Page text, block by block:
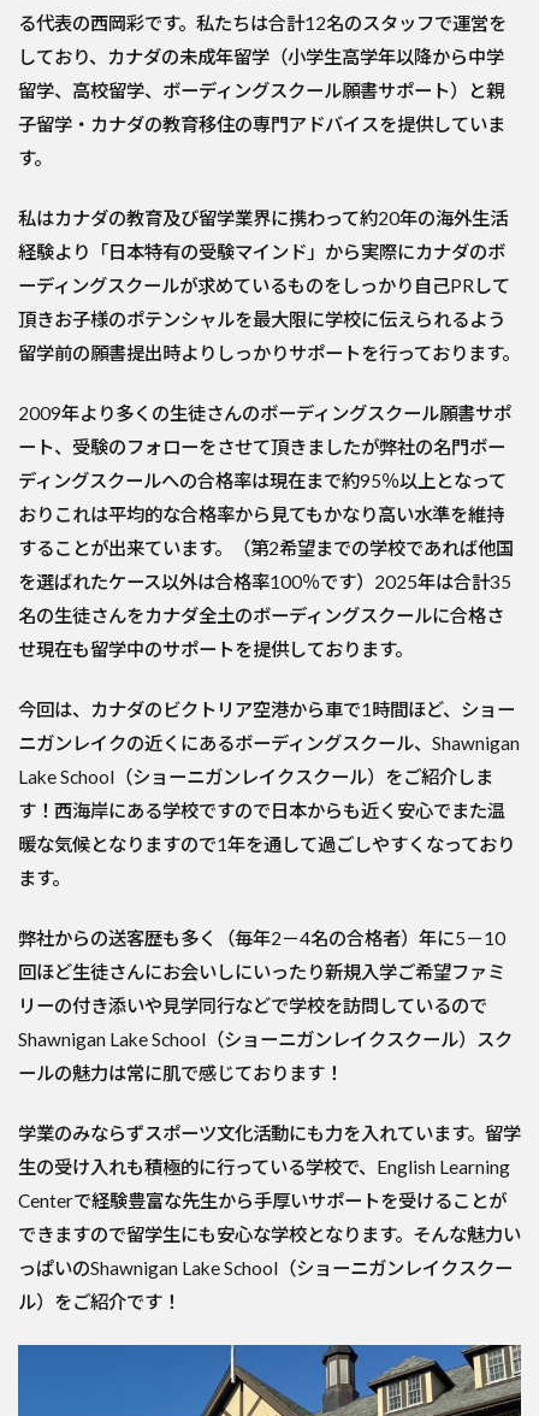
る代表の西岡彩です。私たちは合計12名のスタッフで運営を
しており、カナダの未成年留学（小学生高学年以降から中学
留学、高校留学、ボーディングスクール願書サポート）と親
子留学・カナダの教育移住の専門アドバイスを提供していま
す。
私はカナダの教育及び留学業界に携わって約20年の海外生活
経験より「日本特有の受験マインド」から実際にカナダのボ
ーディングスクールが求めているものをしっかり自己PRして
頂きお子様のポテンシャルを最大限に学校に伝えられるよう
留学前の願書提出時よりしっかりサポートを行っております。
2009年より多くの生徒さんのボーディングスクール願書サポ
ート、受験のフォローをさせて頂きましたが弊社の名門ボー
ディングスクールへの合格率は現在まで約95％以上となって
おりこれは平均的な合格率から見てもかなり高い水準を維持
することが出来ています。（第2希望までの学校であれば他国
を選ばれたケース以外は合格率100％です）2025年は合計35
名の生徒さんをカナダ全土のボーディングスクールに合格さ
せ現在も留学中のサポートを提供しております。
今回は、カナダのビクトリア空港から車で1時間ほど、ショー
ニガンレイクの近くにあるボーディングスクール、Shawnigan
Lake School（ショーニガンレイクスクール）をご紹介しま
す！西海岸にある学校ですので日本からも近く安心でまた温
暖な気候となりますので1年を通して過ごしやすくなっており
ます。
弊社からの送客歴も多く（毎年2－4名の合格者）年に5－10
回ほど生徒さんにお会いしにいったり新規入学ご希望ファミ
リーの付き添いや見学同行などで学校を訪問しているので
Shawnigan Lake School（ショーニガンレイクスクール）スク
ールの魅力は常に肌で感じております！
学業のみならずスポーツ文化活動にも力を入れています。留学
生の受け入れも積極的に行っている学校で、English Learning
Centerで経験豊富な先生から手厚いサポートを受けることが
できますので留学生にも安心な学校となります。そんな魅力い
っぱいのShawnigan Lake School（ショーニガンレイクスクー
ル）をご紹介です！